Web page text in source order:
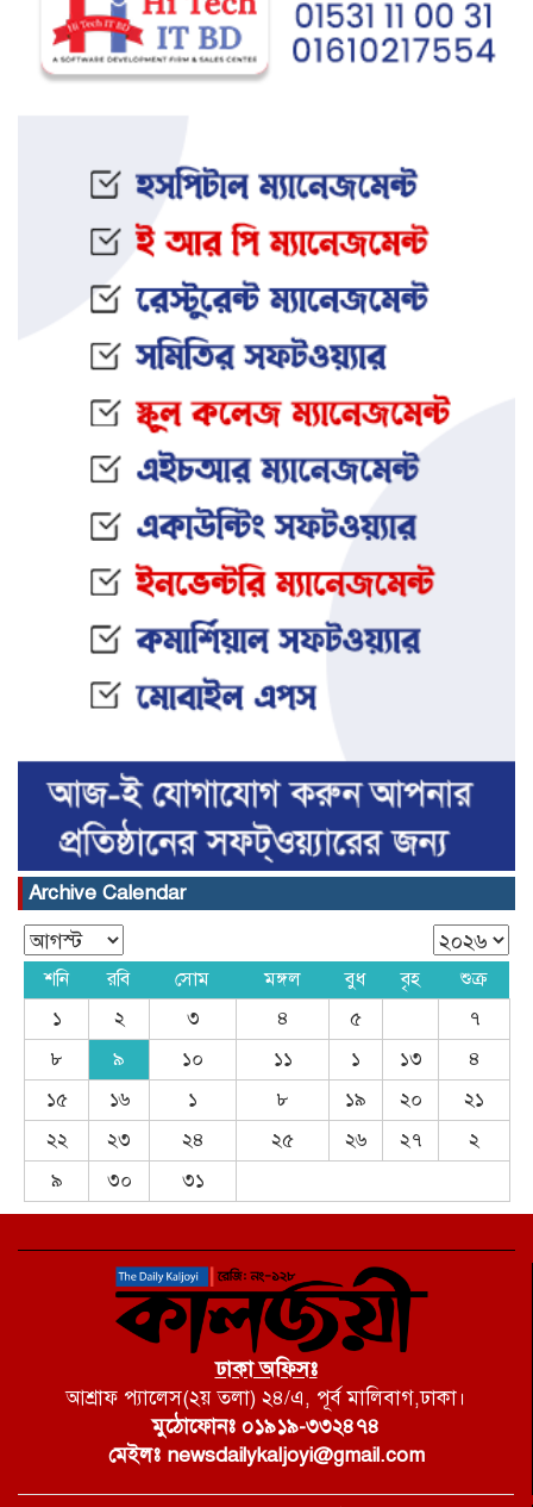
দেশে আবারও উদ্ধার হলো ভয়ংকর
মাদক: ক্রিস্টাল মেথ ও এলএসডি
ইফতার অনুষ্ঠানকে কেন্দ্র করে বিএনপি–
জামায়াত সংঘর্ষ: আহত ৮
তিনজনের মৃত্যুদণ্ড
করে যুবকের আত্মহ ত্যা
Archive Calendar
শনি রবি সোম মঙ্গল বুধ বৃহ
শুক্র
১
২ ৩ ৪ ৫
৭
৮
৯ ১০ ১১ ১ ১৩
৪
১৫
১৬ ১ ৮ ১৯ ২০
২১
২২
২৩ ২৪ ২৫ ২৬ ২৭
২
৯
৩০ ৩১
ঢাকা অফিসঃ
আশ্রাফ প্যালেস(২য় তলা) ২৪/এ, পূর্ব মালিবাগ,ঢাকা।
মুঠোফোনঃ ০১৯১৯-৩৩২৪৭৪
মেইলঃ newsdailykaljoyi@gmail.com